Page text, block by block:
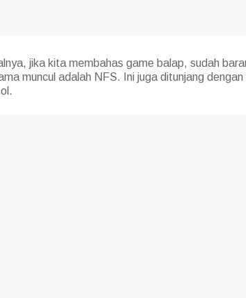
jika kita membahas game balap, sudah
muncul adalah NFS. Ini juga ditunjang